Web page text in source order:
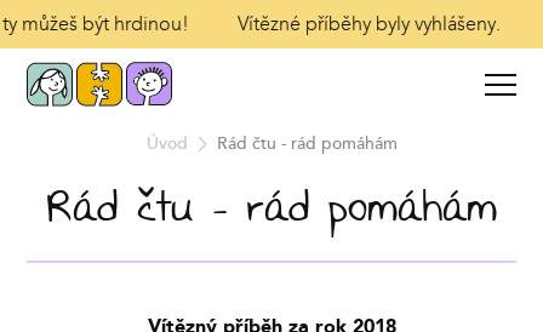
můžeš být hrdinou! Vítězné příběhy byly vyhlášeny.
Úvod Rád čtu - rád pomáhám
Rád čtu - rád pomáhám
Vítězný příběh za rok 2018